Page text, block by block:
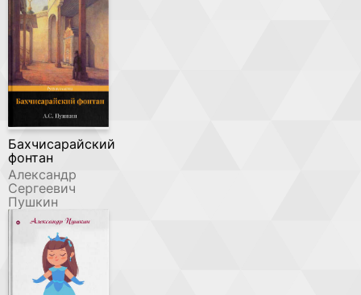
Бахчисарайский
фонтан
Александр
Сергеевич
Пушкин